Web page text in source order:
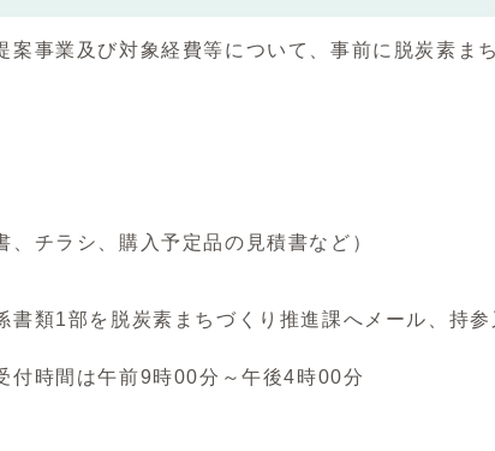
事業及び対象経費等について、事前に脱炭素ま
チラシ、購入予定品の見積書など）
類1部を脱炭素まちづくり推進課へメール、持参
付時間は午前9時00分～午後4時00分